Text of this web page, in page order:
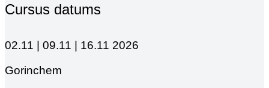
Cursus datums
02.11 | 09.11 | 16.11 2026
Gorinchem